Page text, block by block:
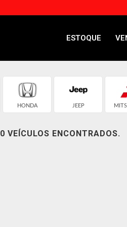
ESTOQUE
HONDA JEEP
0 VEÍCULOS ENCONTRADOS.